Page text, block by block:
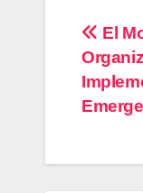
de
El